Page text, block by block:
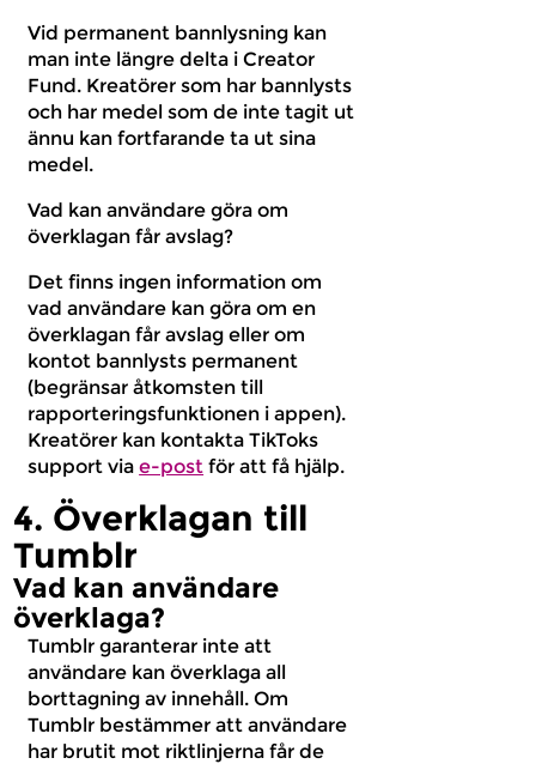
Vid permanent bannlysning kan
man inte längre delta i Creator
Fund. Kreatörer som har bannlysts
och har medel som de inte tagit ut
ännu kan fortfarande ta ut sina
medel.
Vad kan användare göra om
överklagan får avslag?
Det finns ingen information om
vad användare kan göra om en
överklagan får avslag eller om
kontot bannlysts permanent
(begränsar åtkomsten till
rapporteringsfunktionen i appen).
Kreatörer kan kontakta TikToks
support viae-post för att få hjälp.
4. Överklagan till
Tumblr
Vad kan användare
överklaga?
Tumblr garanterar inte att
användare kan överklaga all
borttagning av innehåll. Om
Tumblr bestämmer att användare
har brutit mot riktlinjerna får de